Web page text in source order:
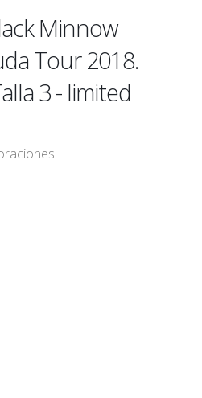
Minnow
Tour 2018.
3 - limited